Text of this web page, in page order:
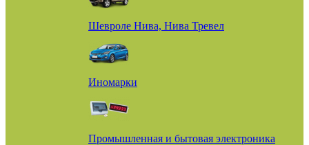
Шевроле Нива, Нива Тревел
Иномарки
Промышленная и бытовая электроника